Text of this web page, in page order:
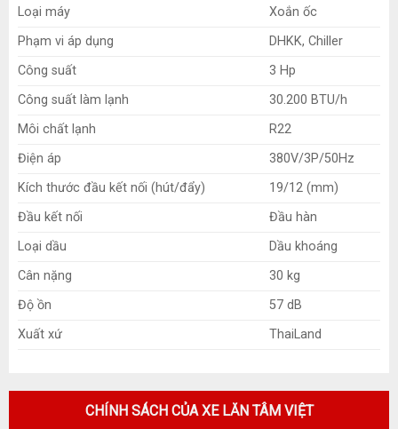
Loại máy
Xoắn ốc
Phạm vi áp dụng
DHKK, Chiller
Công suất
3 Hp
Công suất làm lạnh
30.200 BTU/h
Môi chất lạnh
R22
Điện áp
380V/3P/50Hz
Kích thước đầu kết nối (hút/đẩy)
19/12 (mm)
Đầu kết nối
Đầu hàn
Loại dầu
Dầu khoáng
Cân nặng
30 kg
Độ ồn
57 dB
Xuất xứ
ThaiLand
CHÍNH SÁCH CỦA XE LĂN TÂM VIỆT